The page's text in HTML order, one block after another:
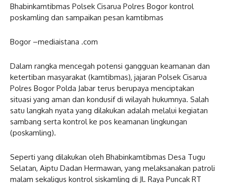
Bhabinkamtibmas Polsek Cisarua Polres Bogor kontrol
poskamling dan sampaikan pesan kamtibmas
Bogor –mediaistana .com
Dalam rangka mencegah potensi gangguan keamanan dan
ketertiban masyarakat (kamtibmas), jajaran Polsek Cisarua
Polres Bogor Polda Jabar terus berupaya menciptakan
situasi yang aman dan kondusif di wilayah hukumnya. Salah
satu langkah nyata yang dilakukan adalah melalui kegiatan
sambang serta kontrol ke pos keamanan lingkungan
(poskamling).
Seperti yang dilakukan oleh Bhabinkamtibmas Desa Tugu
Selatan, Aiptu Dadan Hermawan, yang melaksanakan patroli
malam sekaligus kontrol siskamling di Jl. Raya Puncak RT